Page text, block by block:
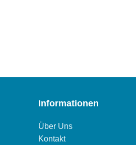
Informationen
Über Uns
Kontakt